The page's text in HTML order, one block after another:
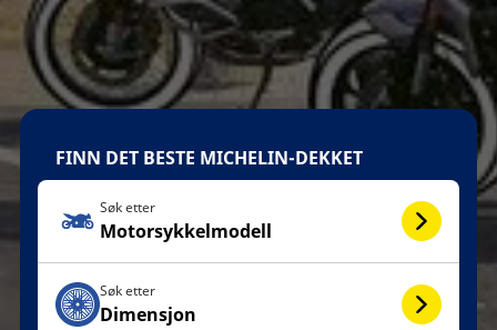
FINN DET BESTE MICHELIN-DEKKET
Søk etter
Motorsykkelmodell
Søk etter
Dimensjon